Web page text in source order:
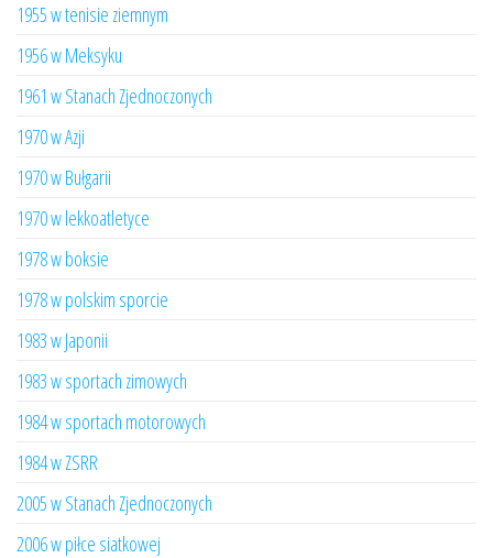
1955 w tenisie ziemnym
1956 w Meksyku
1961 w Stanach Zjednoczonych
1970 w Azji
1970 w Bułgarii
1970 w lekkoatletyce
1978 w boksie
1978 w polskim sporcie
1983 w Japonii
1983 w sportach zimowych
1984 w sportach motorowych
1984 w ZSRR
2005 w Stanach Zjednoczonych
2006 w piłce siatkowej